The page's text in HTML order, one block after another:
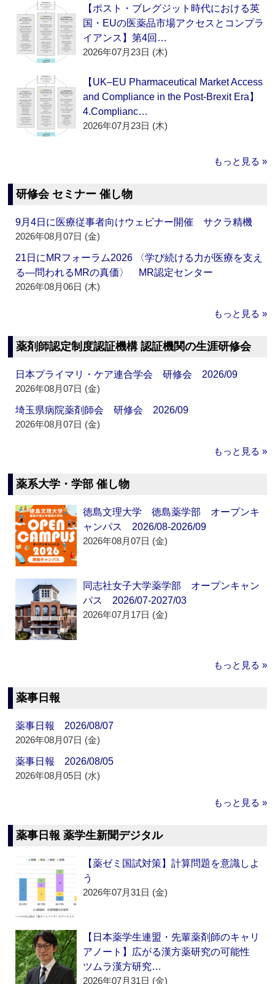
【ポスト・ブレグジット時代における英
国・EUの医薬品市場アクセスとコンプラ
イアンス】第4回…
2026年07月23日 (木)
【UK–EU Pharmaceutical Market Access
and Compliance in the Post-Brexit Era】
4.Complianc…
2026年07月23日 (木)
もっと見る »
研修会 セミナー 催し物
9月4日に医療従事者向けウェビナー開催 サクラ精機
2026年08月07日 (金)
21日にMRフォーラム2026 〈学び続ける力が医療を支え
る―問われるMRの真価〉 MR認定センター
2026年08月06日 (木)
もっと見る »
薬剤師認定制度認証機構 認証機関の生涯研修会
日本プライマリ・ケア連合学会 研修会 2026/09
2026年08月07日 (金)
埼玉県病院薬剤師会 研修会 2026/09
2026年08月07日 (金)
もっと見る »
薬系大学・学部 催し物
徳島文理大学 徳島薬学部 オープンキ
ャンパス 2026/08-2026/09
2026年08月07日 (金)
同志社女子大学薬学部 オープンキャン
パス 2026/07-2027/03
2026年07月17日 (金)
もっと見る »
薬事日報
薬事日報 2026/08/07
2026年08月07日 (金)
薬事日報 2026/08/05
2026年08月05日 (水)
もっと見る »
薬事日報 薬学生新聞デジタル
【薬ゼミ国試対策】計算問題を意識しよ
う
2026年07月31日 (金)
【日本薬学生連盟・先輩薬剤師のキャリ
アノート】広がる漢方薬研究の可能性
ツムラ漢方研究…
2026年07月31日 (金)